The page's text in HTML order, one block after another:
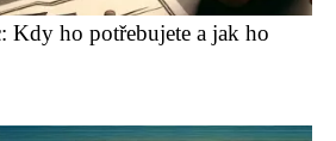
Kdy ho potřebujete a jak ho